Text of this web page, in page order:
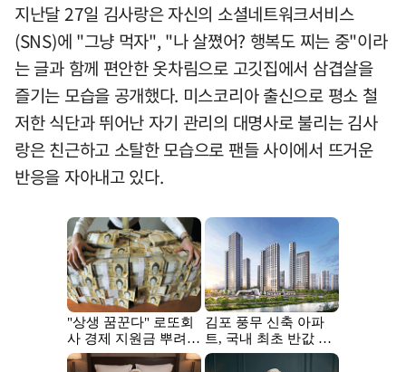
지난달 27일 김사랑은 자신의 소셜네트워크서비스
(SNS)에 "그냥 먹자", "나 살쪘어? 행복도 찌는 중"이라
는 글과 함께 편안한 옷차림으로 고깃집에서 삼겹살을
즐기는 모습을 공개했다. 미스코리아 출신으로 평소 철
저한 식단과 뛰어난 자기 관리의 대명사로 불리는 김사
랑은 친근하고 소탈한 모습으로 팬들 사이에서 뜨거운
반응을 자아내고 있다.